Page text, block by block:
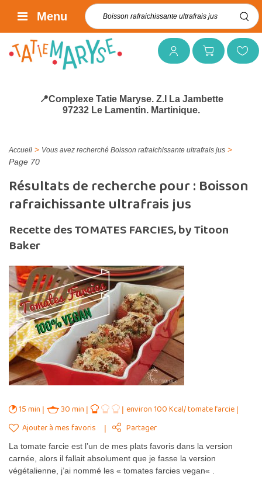
Mon compteMon panierMes favoris
Rechercher :
Menu
📍Complexe Tatie Maryse. Z.I La Jambette
97232 Le Lamentin. Martinique.
Accueil > Vous avez recherché Boisson rafraichissante ultrafrais jus >
Page 70
Résultats de recherche pour : Boisson
rafraichissante ultrafrais jus
Recette des TOMATES FARCIES, by Titoon
Baker
15 min 30 min
environ 100 Kcal/ tomate farcie
Ajouter à mes favoris
Partager
La tomate farcie est l’un de mes plats favoris dans la version
carnée, alors il fallait absolument que je fasse la version
végétalienne, j’ai nommé les « tomates farcies vegan« .